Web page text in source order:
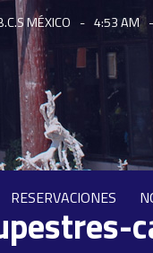
MÉXICO - 4:53 AM -
RESERVACIONES